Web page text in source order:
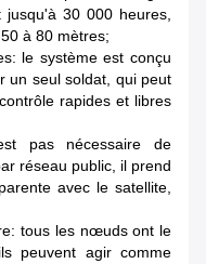
30 000 heures,
à 80 mètres;
le système est conçu
un seul soldat, qui peut
rapides et libres
pas nécessaire de
réseau public, il prend
avec le satellite,
tous les nœuds ont le
peuvent agir comme